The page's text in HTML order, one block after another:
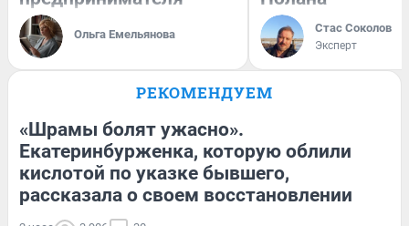
Ольга Емельянова Стас Соколов
Эксперт
РЕКОМЕНДУЕМ
«Шрамы болят ужасно».
Екатеринбурженка, которую облили
кислотой по указке бывшего,
рассказала о своем восстановлении